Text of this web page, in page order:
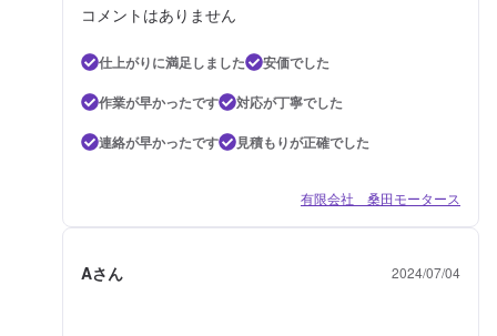
コメントはありません
仕上がりに満足しました
安価でした
作業が早かったです
対応が丁寧でした
連絡が早かったです
見積もりが正確でした
有限会社 桑田モータース
Aさん 2024/07/04